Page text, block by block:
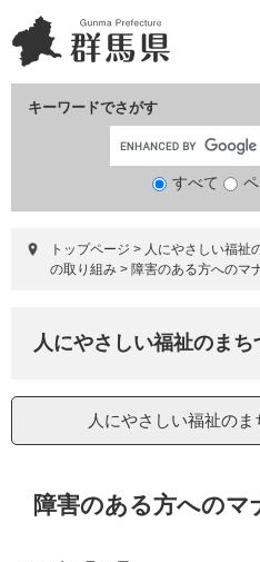
ー
ジ
ニ
ュ
て
キーワードでさがす
すべて
トップページ > 人にやさしい福祉
の取り組み > 障害のある方へのマ
人にやさしい福祉のまち
人にやさしい福祉の
障害のある方へのマ